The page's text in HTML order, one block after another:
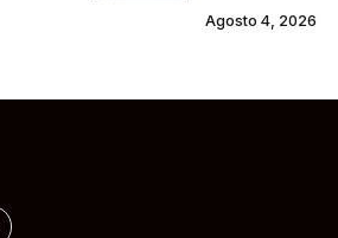
Agosto 4, 2026